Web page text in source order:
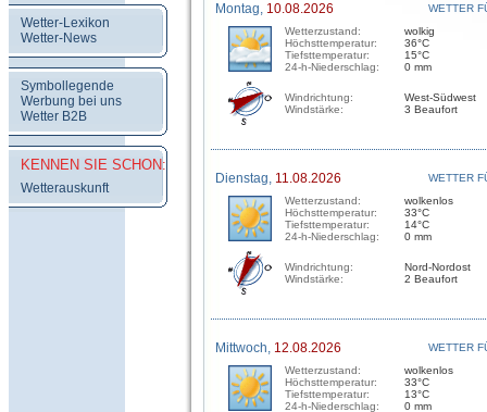
Wetter-Lexikon
Wetter-News
Symbollegende
Werbung bei uns
Wetter B2B
KENNEN SIE SCHON:
Wetterauskunft
Montag, 10.08.2026
WETTER
Wetterzustand:
Höchsttemperatur:
Tiefsttemperatur:
24-h-Niederschlag:
wolkig
36°C
15°C
0 mm
Windrichtung:
Windstärke:
West-Südwest
3 Beaufort
Dienstag, 11.08.2026
WETTER
Wetterzustand:
Höchsttemperatur:
Tiefsttemperatur:
24-h-Niederschlag:
wolkenlos
33°C
14°C
0 mm
Windrichtung:
Windstärke:
Nord-Nordost
2 Beaufort
Mittwoch, 12.08.2026
WETTER
Wetterzustand:
Höchsttemperatur:
Tiefsttemperatur:
24-h-Niederschlag:
wolkenlos
33°C
13°C
0 mm